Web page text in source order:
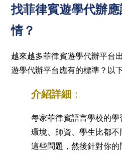
找菲律賓遊學代辦
情？
越來越多菲律賓遊學代辦平台
遊學代辦平台應有的標準？以
介紹詳細 ：
每家菲律賓語言學校的
環境、師資、學生比都
這些問題，然後針對你的